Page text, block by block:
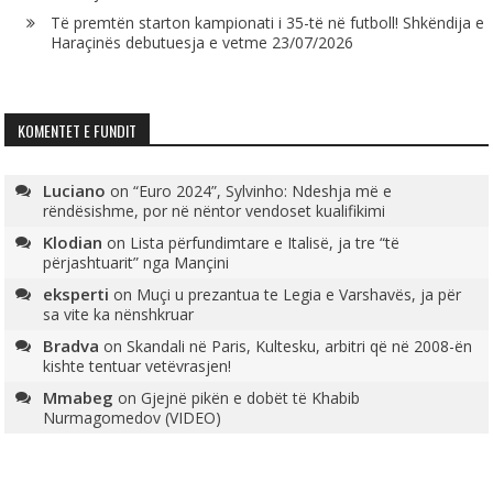
Të premtën starton kampionati i 35-të në futboll! Shkëndija e
Haraçinës debutuesja e vetme 23/07/2026
KOMENTET E FUNDIT
Luciano on“Euro 2024”, Sylvinho: Ndeshja më e
rëndësishme, por në nëntor vendoset kualifikimi
Klodian on Lista përfundimtare e Italisë, ja tre “të
përjashtuarit” nga Mançini
eksperti on Muçi u prezantua te Legia e Varshavës, ja për
sa vite ka nënshkruar
Bradva onSkandali në Paris, Kultesku, arbitri që në 2008-ën
kishte tentuar vetëvrasjen!
Mmabeg onGjejnë pikën e dobët të Khabib
Nurmagomedov (VIDEO)